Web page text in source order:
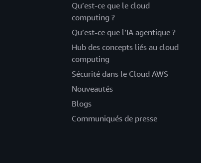
Qu’est-ce que le cloud
computing ?
Qu’est-ce que l’IA agentique ?
Hub des concepts liés au cloud
computing
Sécurité dans le Cloud AWS
Nouveautés
Blogs
Communiqués de presse